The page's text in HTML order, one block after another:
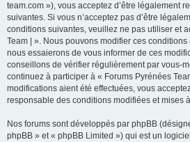
team.com »), vous acceptez d’être légalement
suivantes. Si vous n’acceptez pas d’être
conditions suivantes, veuillez ne pas utiliser et
Team | ». Nous pouvons modifier ces conditions
nous essaierons de vous informer de ces
conseillons de vérifier régulièrement par vous-
continuez à participer à « Forums Pyrénées
modifications aient été effectuées, vous
responsable des conditions modifiées et mises
Nos forums sont développés par phpBB
phpBB » et « phpBB Limited ») qui est un